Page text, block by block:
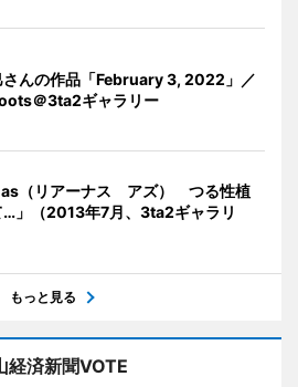
さんの作品「February 3, 2022」／
＠3ta2ギャラリー
as（リアーナス アズ） つる性植
…」（2013年7月、3ta2ギャラリ
もっと見る
経済新聞VOTE